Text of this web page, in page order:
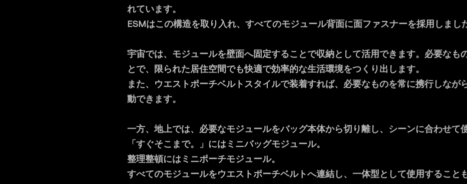
れています。
ESMはこの構造を取り入れ、すべてのモジュール背面に面ファスナーを採用しまし
宇宙では、モジュールを壁面へ固定することで収納として活用できます。必要なも
とで、限られた居住空間でも快適で効率的な生活環境をつくり出します。
また、ウエストポーチベルトスタイルで装着すれば、必要なものを常に携行しなが
動できます。
一方、地上では、必要なモジュールをバッグ本体から切り離し、シーンに合わせて
「すぐそこまで。」にはミニバッグモジュール。
整理整頓にはミニポーチモジュール。
すべてのモジュールをウエストポーチベルトへ連結し、一体型として使用すること